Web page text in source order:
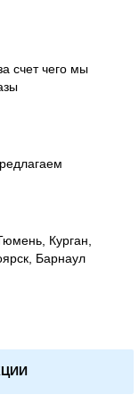
счет чего мы
Курган,
Барнаул